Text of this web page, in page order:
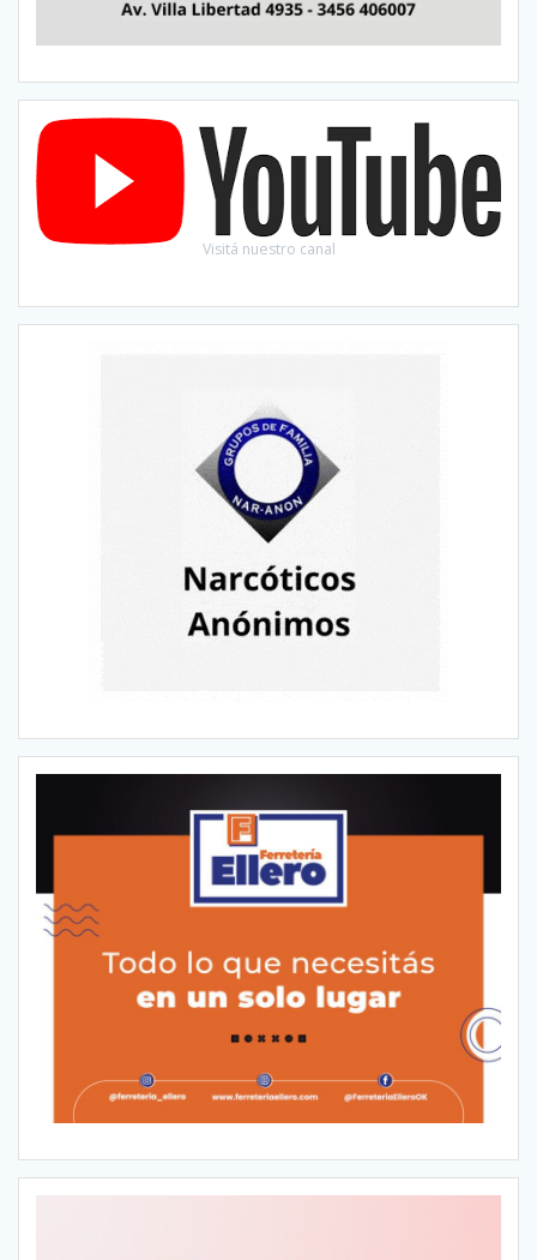
Visitá nuestro canal